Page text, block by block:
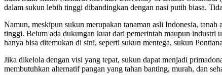
dalam sukun lebih tinggi dibandingkan dengan nasi putih biasa.
Namun, meskipun sukun merupakan tanaman asli Indonesia,
tinggi. Belum ada dukungan kuat dari pemerintah maupun industri
hanya bisa ditemukan di sini, seperti sukun mentega, sukun
Jika dikelola dengan visi yang tepat, sukun dapat menjadi
membutuhkan alternatif pangan yang tahan banting, murah, dan